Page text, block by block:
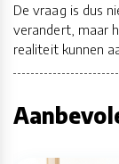
De vraag is dus
verandert, maar
realiteit kunnen